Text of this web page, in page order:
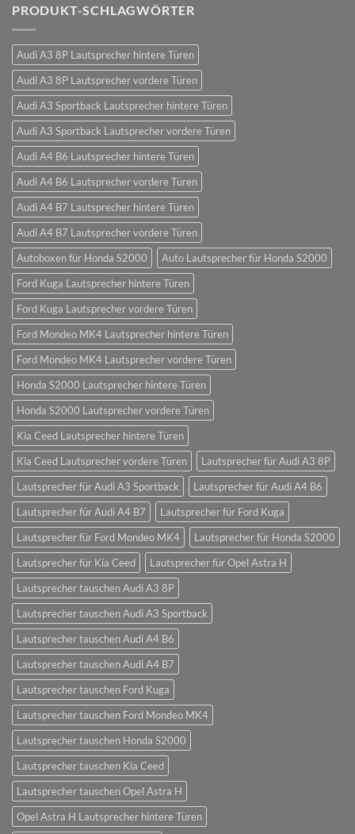
PRODUKT-SCHLAGWÖRTER
Audi A3 8P Lautsprecher hintere Türen
Audi A3 8P Lautsprecher vordere Türen
Audi A3 Sportback Lautsprecher hintere Türen
Audi A3 Sportback Lautsprecher vordere Türen
Audi A4 B6 Lautsprecher hintere Türen
Audi A4 B6 Lautsprecher vordere Türen
Audi A4 B7 Lautsprecher hintere Türen
Audi A4 B7 Lautsprecher vordere Türen
Autoboxen für Honda S2000
Auto Lautsprecher für Honda S2000
Ford Kuga Lautsprecher hintere Türen
Ford Kuga Lautsprecher vordere Türen
Ford Mondeo MK4 Lautsprecher hintere Türen
Ford Mondeo MK4 Lautsprecher vordere Türen
Honda S2000 Lautsprecher hintere Türen
Honda S2000 Lautsprecher vordere Türen
Kia Ceed Lautsprecher hintere Türen
Kia Ceed Lautsprecher vordere Türen
Lautsprecher für Audi A3 8P
Lautsprecher für Audi A3 Sportback
Lautsprecher für Audi A4 B6
Lautsprecher für Audi A4 B7
Lautsprecher für Ford Kuga
Lautsprecher für Ford Mondeo MK4
Lautsprecher für Honda S2000
Lautsprecher für Kia Ceed
Lautsprecher für Opel Astra H
Lautsprecher tauschen Audi A3 8P
Lautsprecher tauschen Audi A3 Sportback
Lautsprecher tauschen Audi A4 B6
Lautsprecher tauschen Audi A4 B7
Lautsprecher tauschen Ford Kuga
Lautsprecher tauschen Ford Mondeo MK4
Lautsprecher tauschen Honda S2000
Lautsprecher tauschen Kia Ceed
Lautsprecher tauschen Opel Astra H
Opel Astra H Lautsprecher hintere Türen